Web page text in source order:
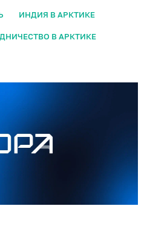
ИНДИЯ В АРКТИКЕ
В АРКТИКЕ